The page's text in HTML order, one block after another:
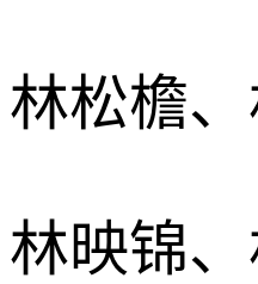
林松檐
林映锦